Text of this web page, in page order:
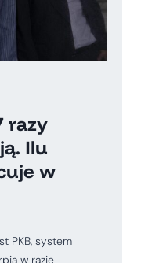
razy
Ilu
w
PKB, system
w razie